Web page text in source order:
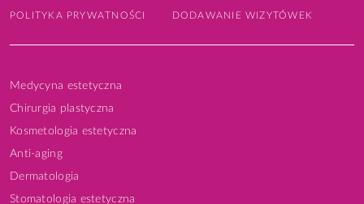
POLITYKA PRYWATNOŚCI
DODAWANIE WIZYTÓWEK
Medycyna estetyczna
Chirurgia plastyczna
Kosmetologia estetyczna
Anti-aging
Dermatologia
Stomatologia estetyczna